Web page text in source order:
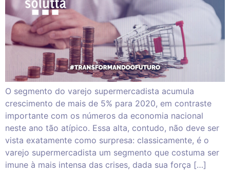
O segmento do varejo supermercadista acumula
crescimento de mais de 5% para 2020, em contraste
importante com os números da economia nacional
neste ano tão atípico. Essa alta, contudo, não deve ser
vista exatamente como surpresa: classicamente, é o
varejo supermercadista um segmento que costuma ser
imune à mais intensa das crises, dada sua força […]